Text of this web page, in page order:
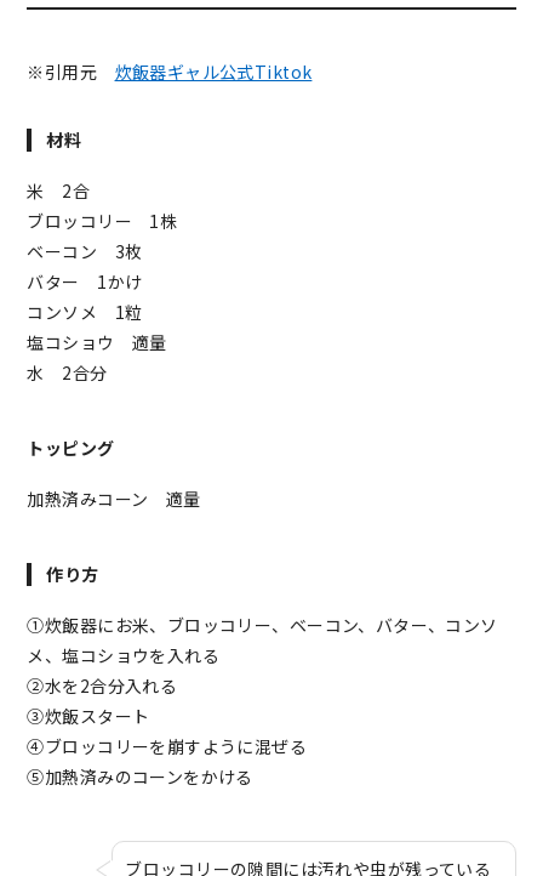
※引用元 炊飯器ギャル公式Tiktok
材料
米 2合
ブロッコリー 1株
ベーコン 3枚
バター 1かけ
コンソメ 1粒
塩コショウ 適量
水 2合分
トッピング
加熱済みコーン 適量
作り方
①炊飯器にお米、ブロッコリー、ベーコン、バター、コンソ
メ、塩コショウを入れる
②水を2合分入れる
③炊飯スタート
④ブロッコリーを崩すように混ぜる
⑤加熱済みのコーンをかける
ブロッコリーの隙間には汚れや虫が残っている